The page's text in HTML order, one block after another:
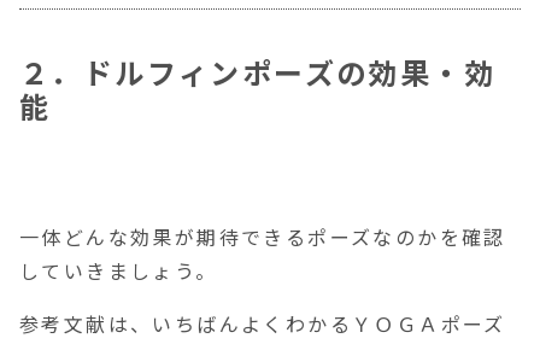
２．ドルフィンポーズの効果・効
能
一体どんな効果が期待できるポーズなのかを確認
していきましょう。
参考文献は、いちばんよくわかるＹＯＧＡポーズ